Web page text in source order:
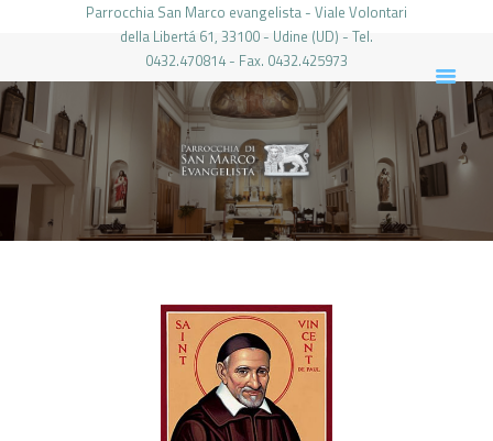
Parrocchia San Marco evangelista - Viale Volontari
della Libertá 61, 33100 - Udine (UD) - Tel.
0432.470814 - Fax. 0432.425973
PARROCCHIA DI SAN MARCO UDINE
HOME
LA PARROCCHIA
IL PARROCO
LE ATTIVITÀ
PIERABECH
FOTO E VIDEO